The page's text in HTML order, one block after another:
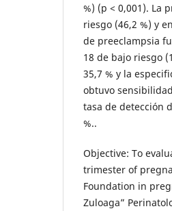
%) (p < 0,001). La
riesgo (46,2 %) y
de preeclampsia
18 de bajo riesgo
35,7 % y la
obtuvo
tasa de detección
%..
Objective: To
trimester of
Foundation in
Zuloaga”